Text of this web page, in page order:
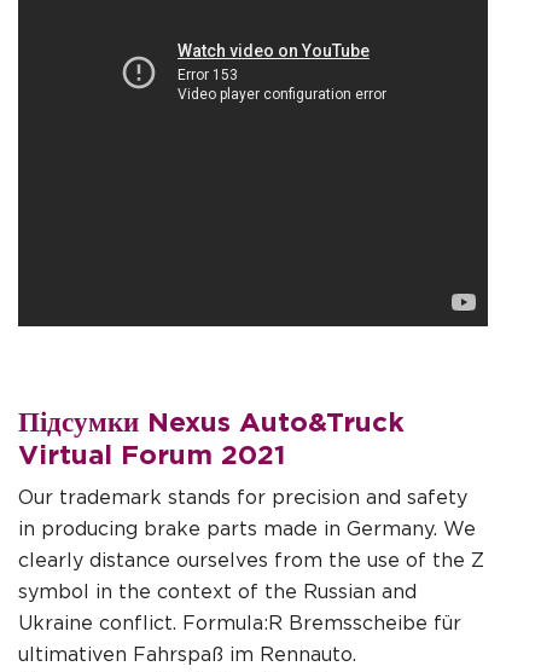
Підсумки Nexus Auto&Truck
Virtual Forum 2021
Our trademark stands for precision and safety
in producing brake parts made in Germany. We
clearly distance ourselves from the use of the Z
symbol in the context of the Russian and
Ukraine conflict. Formula:R Bremsscheibe für
ultimativen Fahrspaß im Rennauto.